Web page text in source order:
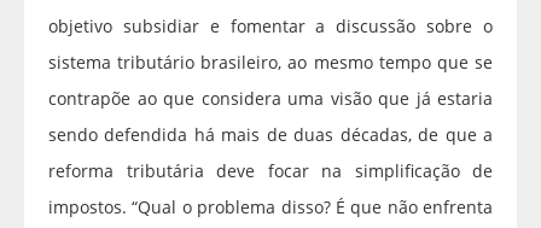
objetivo subsidiar e fomentar a discussão sobre o
sistema tributário brasileiro, ao mesmo tempo que se
contrapõe ao que considera uma visão que já estaria
sendo defendida há mais de duas décadas, de que a
reforma tributária deve focar na simplificação de
impostos. “Qual o problema disso? É que não enfrenta